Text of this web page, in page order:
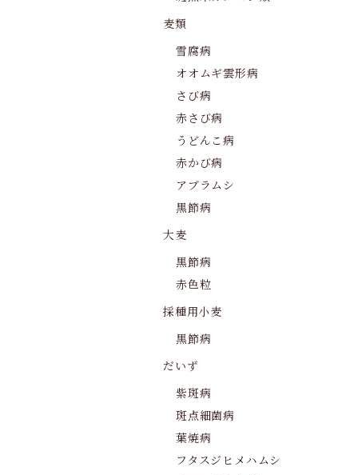
麦類
雪腐病
オオムギ雲形病
さび病
赤さび病
うどんこ病
赤かび病
アブラムシ
黒節病
大麦
黒節病
赤色粒
採種用小麦
黒節病
だいず
紫斑病
斑点細菌病
葉焼病
フタスジヒメハムシ